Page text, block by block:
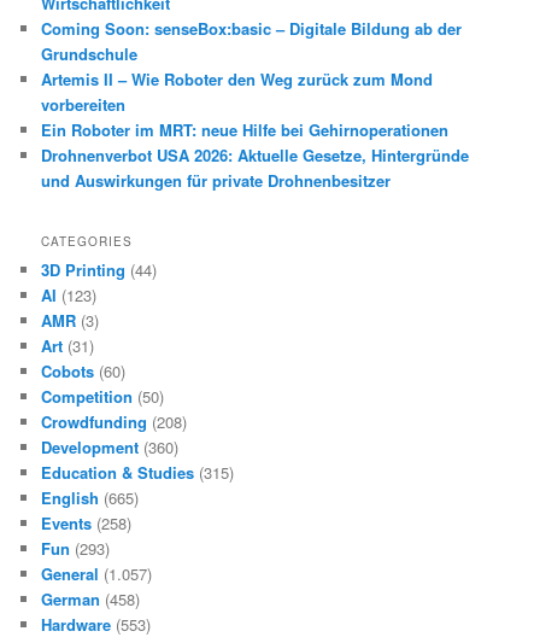
Coming Soon: senseBox:basic – Digitale Bildung ab der
Grundschule
Artemis II – Wie Roboter den Weg zurück zum Mond
vorbereiten
Ein Roboter im MRT: neue Hilfe bei Gehirnoperationen
Drohnenverbot USA 2026: Aktuelle Gesetze, Hintergründe
und Auswirkungen für private Drohnenbesitzer
CATEGORIES
3D Printing (44)
AI (123)
AMR (3)
Art (31)
Cobots (60)
Competition (50)
Crowdfunding (208)
Development (360)
Education & Studies (315)
English (665)
Events (258)
Fun (293)
General (1.057)
German (458)
Hardware (553)